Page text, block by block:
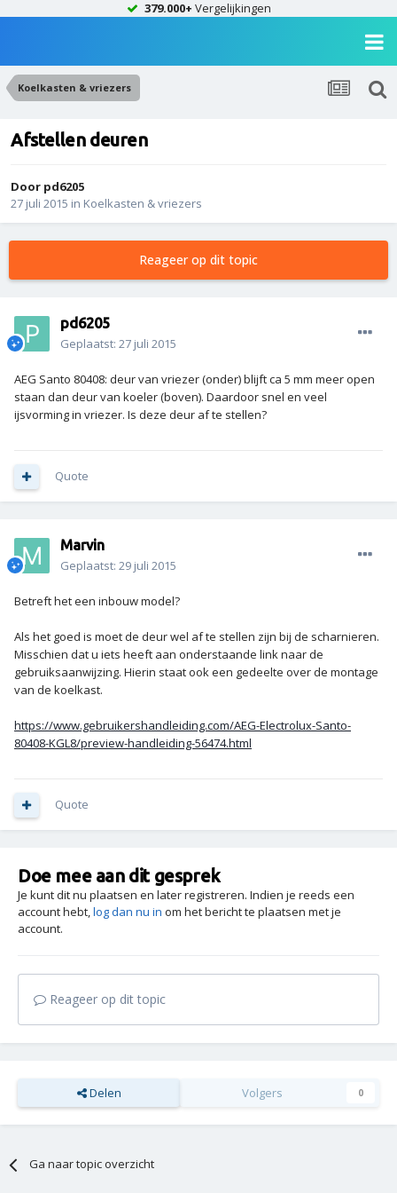
379.000+ Vergelijkingen
Koelkasten & vriezers
Afstellen deuren
Door pd6205
27 juli 2015 in Koelkasten & vriezers
Reageer op dit topic
pd6205
Geplaatst: 27 juli 2015
AEG Santo 80408: deur van vriezer (onder) blijft ca 5 mm meer open
staan dan deur van koeler (boven). Daardoor snel en veel
ijsvorming in vriezer. Is deze deur af te stellen?
Quote
Marvin
Geplaatst: 29 juli 2015
Betreft het een inbouw model?
Als het goed is moet de deur wel af te stellen zijn bij de scharnieren.
Misschien dat u iets heeft aan onderstaande link naar de
gebruiksaanwijzing. Hierin staat ook een gedeelte over de montage
van de koelkast.
https://www.gebruikershandleiding.com/AEG-Electrolux-Santo-
80408-KGL8/preview-handleiding-56474.html
Quote
Doe mee aan dit gesprek
Je kunt dit nu plaatsen en later registreren. Indien je reeds een
account hebt,log dan nu in om het bericht te plaatsen met je
account.
Reageer op dit topic
Delen Volgers 0
Ga naar topic overzicht